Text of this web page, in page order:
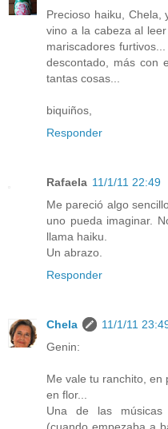
Precioso haiku,
vino a la cabeza al
mariscadores
descontado, más con
tantas cosas...
biquiños,
Responder
Rafaela 11/1/11 22:49
Me pareció algo
uno pueda imaginar.
llama haiku.
Un abrazo.
Responder
Chela
11/1/11
Genin:
Me vale tu ranchito, en
en flor...
Una de las músicas